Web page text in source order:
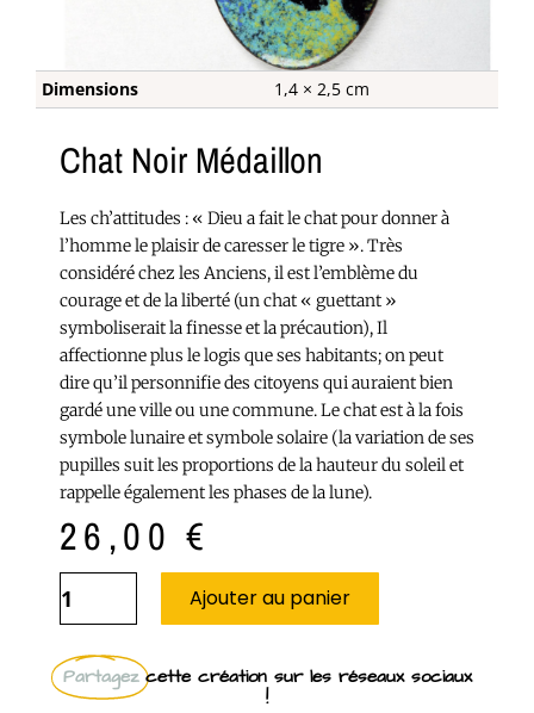
Dimensions 1,4 × 2,5 cm
Chat Noir Médaillon
Les ch’attitudes : « Dieu a fait le chat pour donner à
l’homme le plaisir de caresser le tigre ». Très
considéré chez les Anciens, il est l’emblème du
courage et de la liberté (un chat « guettant »
symboliserait la finesse et la précaution), Il
affectionne plus le logis que ses habitants; on peut
dire qu’il personnifie des citoyens qui auraient bien
gardé une ville ou une commune. Le chat est à la fois
symbole lunaire et symbole solaire (la variation de ses
pupilles suit les proportions de la hauteur du soleil et
rappelle également les phases de la lune).
26,00€
Ajouter au panier
Partagez cette création sur les réseaux sociaux
!